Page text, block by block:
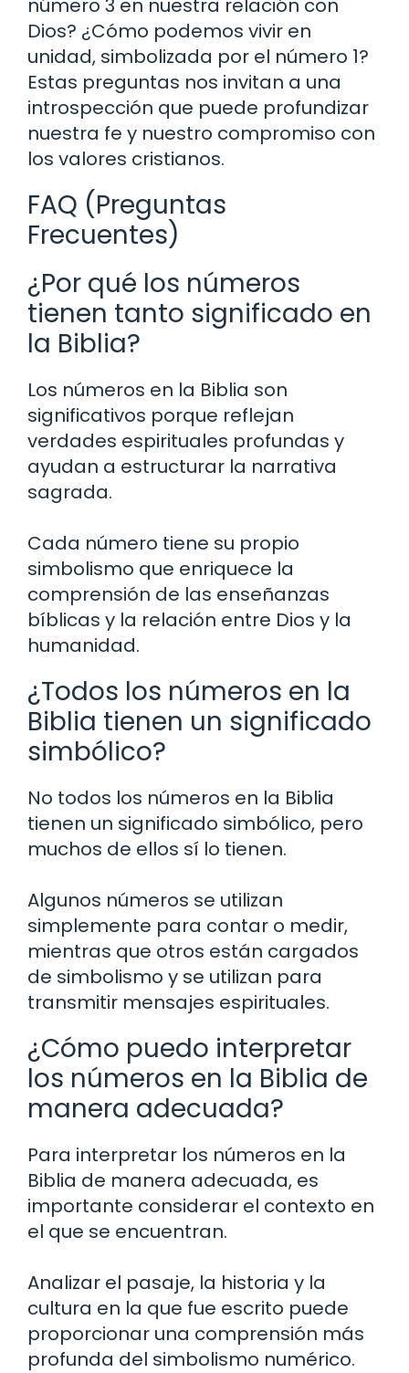
número 3 en nuestra relación con
Dios? ¿Cómo podemos vivir en
unidad, simbolizada por el número 1?
Estas preguntas nos invitan a una
introspección que puede profundizar
nuestra fe y nuestro compromiso con
los valores cristianos.
FAQ (Preguntas
Frecuentes)
¿Por qué los números
tienen tanto significado en
la Biblia?
Los números en la Biblia son
significativos porque reflejan
verdades espirituales profundas y
ayudan a estructurar la narrativa
sagrada.
Cada número tiene su propio
simbolismo que enriquece la
comprensión de las enseñanzas
bíblicas y la relación entre Dios y la
humanidad.
¿Todos los números en la
Biblia tienen un significado
simbólico?
No todos los números en la Biblia
tienen un significado simbólico, pero
muchos de ellos sí lo tienen.
Algunos números se utilizan
simplemente para contar o medir,
mientras que otros están cargados
de simbolismo y se utilizan para
transmitir mensajes espirituales.
¿Cómo puedo interpretar
los números en la Biblia de
manera adecuada?
Para interpretar los números en la
Biblia de manera adecuada, es
importante considerar el contexto en
el que se encuentran.
Analizar el pasaje, la historia y la
cultura en la que fue escrito puede
proporcionar una comprensión más
profunda del simbolismo numérico.